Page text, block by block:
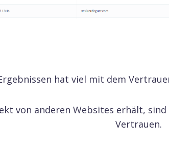
hat viel mit dem
von anderen Websites erhält,
Vertrauen.